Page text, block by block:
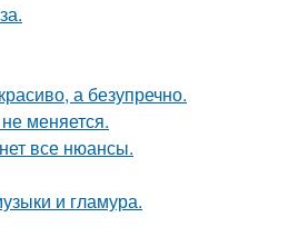
а безупречно.
меняется.
все нюансы.
и гламура.